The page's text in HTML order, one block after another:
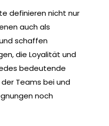
definieren nicht nur
auch als
schaffen
die Loyalität und
bedeutende
Teams bei und
noch